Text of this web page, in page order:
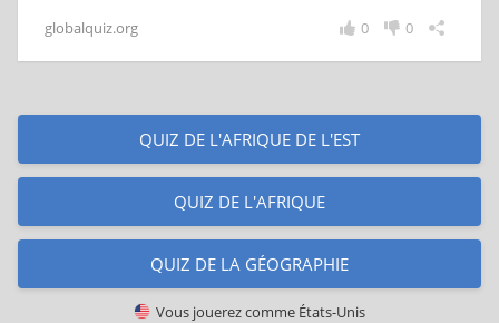
globalquiz.org 0
0
QUIZ DE L'AFRIQUE DE L'EST
QUIZ DE L'AFRIQUE
QUIZ DE LA GÉOGRAPHIE
Vous jouerez comme États-Unis